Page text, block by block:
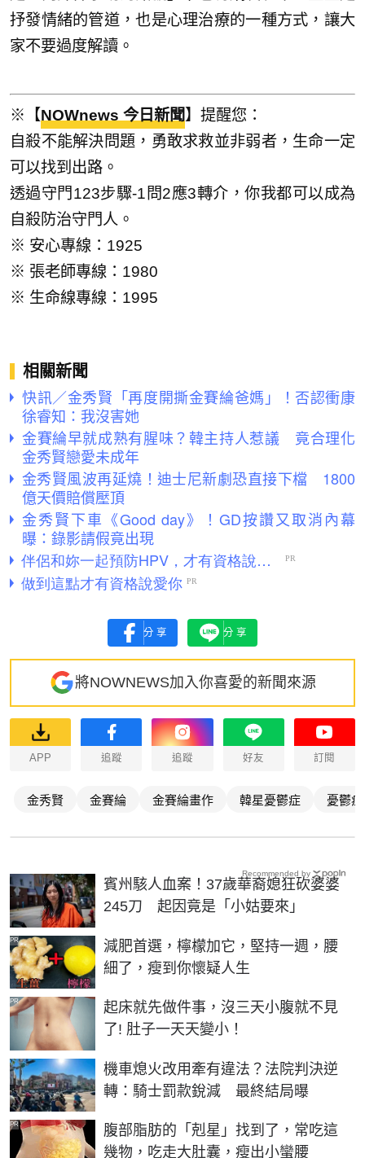
抒發情緒的管道，也是心理治療的一種方式，讓大
家不要過度解讀。
※【NOWnews 今日新聞】提醒您：
自殺不能解決問題，勇敢求救並非弱者，生命一定
可以找到出路。
透過守門123步驟-1問2應3轉介，你我都可以成為
自殺防治守門人。
※ 安心專線：1925
※ 張老師專線：1980
※ 生命線專線：1995
相關新聞
快訊／金秀賢「再度開撕金賽綸爸媽」！否認衝康
徐睿知：我沒害她
金賽綸早就成熟有腥味？韓主持人惹議 竟合理化
金秀賢戀愛未成年
金秀賢風波再延燒！迪士尼新劇恐直接下檔 1800
億天價賠償壓頂
金秀賢下車《Good day》！GD按讚又取消內幕
曝：錄影請假竟出現
分享 分享
將NOWNEWS加入你喜愛的新聞來源
APP 追蹤 追蹤 好友 訂閱
金秀賢 金賽綸 金賽綸畫作 韓星憂鬱症 憂鬱症
賓州駭人血案！37歲華裔媳狂砍婆婆
245刀 起因竟是「小姑要來」
減肥首選，檸檬加它，堅持一週，腰
細了，瘦到你懷疑人生
PR
起床就先做件事，沒三天小腹就不見
了! 肚子一天天變小！
PR
機車熄火改用牽有違法？法院判決逆
轉：騎士罰款銳減 最終結局曝
腹部脂肪的「剋星」找到了，常吃這
幾物，吃走大肚囊，瘦出小蠻腰
PR
Recommended by